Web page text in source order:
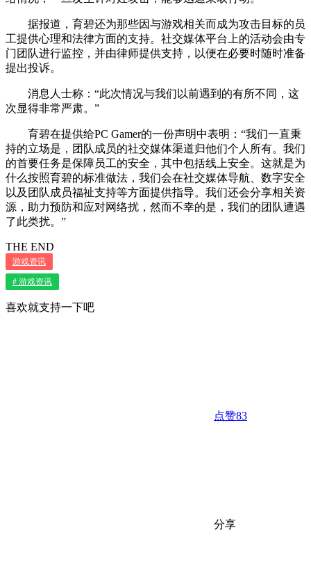
据报道，育碧还为那些因与游戏相关而成为攻击目标的员
工提供心理和法律方面的支持。社交媒体平台上的活动会由专
门团队进行监控，并由律师提供支持，以便在必要时随时准备
提出投诉。
消息人士称：“此次情况与我们以前遇到的有所不同，这
次显得非常严肃。”
育碧在提供给PC Gamer的一份声明中表明：“我们一直秉
持的立场是，团队成员的社交媒体渠道归他们个人所有。我们
的首要任务是保障员工的安全，其中包括线上安全。这就是为
什么按照育碧的标准做法，我们会在社交媒体导航、数字安全
以及团队成员福祉支持等方面提供指导。我们还会分享相关资
源，助力预防和应对网络扰，然而不幸的是，我们的团队遭遇
了此类扰。”
THE END
游戏资讯
# 游戏资讯
喜欢就支持一下吧
点赞83
分享